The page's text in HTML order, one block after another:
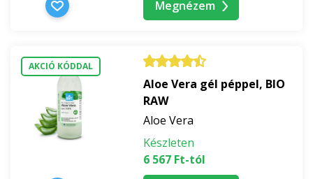
Megnézem
AKCIÓ KÓDDAL
Aloe Vera gél péppel, BIO
RAW
Aloe Vera
Készleten
6 567 Ft-tól